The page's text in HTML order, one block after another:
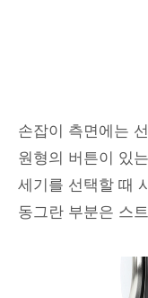
손잡이 측면에는
원형의 버튼이 있
세기를 선택할 때
동그란 부분은 스